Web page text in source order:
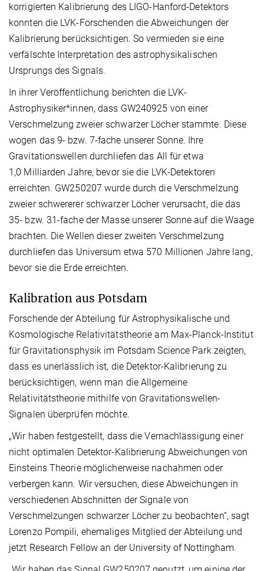
korrigierten Kalibrierung des LIGO-Hanford-Detektors
konnten die LVK-Forschenden die Abweichungen der
Kalibrierung berücksichtigen. So vermieden sie eine
verfälschte Interpretation des astrophysikalischen
Ursprungs des Signals.
In ihrer Veröffentlichung berichten die LVK-
Astrophysiker*innen, dass GW240925 von einer
Verschmelzung zweier schwarzer Löcher stammte. Diese
wogen das 9- bzw. 7-fache unserer Sonne. Ihre
Gravitationswellen durchliefen das All für etwa
1,0 Milliarden Jahre, bevor sie die LVK-Detektoren
erreichten. GW250207 wurde durch die Verschmelzung
zweier schwererer schwarzer Löcher verursacht, die das
35- bzw. 31-fache der Masse unserer Sonne auf die Waage
brachten. Die Wellen dieser zweiten Verschmelzung
durchliefen das Universum etwa 570 Millionen Jahre lang,
bevor sie die Erde erreichten.
Kalibration aus Potsdam
Forschende der Abteilung für Astrophysikalische und
Kosmologische Relativitätstheorie am Max-Planck-Institut
für Gravitationsphysik im Potsdam Science Park zeigten,
dass es unerlässlich ist, die Detektor-Kalibrierung zu
berücksichtigen, wenn man die Allgemeine
Relativitätstheorie mithilfe von Gravitationswellen-
Signalen überprüfen möchte.
„Wir haben festgestellt, dass die Vernachlässigung einer
nicht optimalen Detektor-Kalibrierung Abweichungen von
Einsteins Theorie möglicherweise nachahmen oder
verbergen kann. Wir versuchen, diese Abweichungen in
verschiedenen Abschnitten der Signale von
Verschmelzungen schwarzer Löcher zu beobachten“, sagt
Lorenzo Pompili, ehemaliges Mitglied der Abteilung und
jetzt Research Fellow an der University of Nottingham.